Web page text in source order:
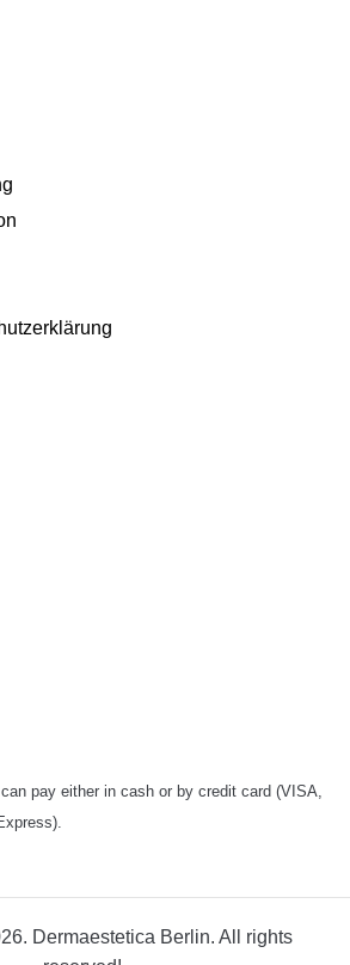
pay either in cash or by credit card (VISA,
Dermaestetica Berlin. All rights